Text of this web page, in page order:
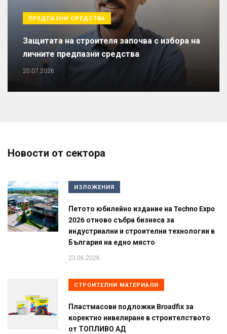
ПРЕДПАЗНИ СРЕДСТВА
Защитата на строителя започва с избора на
личните предпазни средства
20.07.2026
Новости от сектора
ИЗЛОЖЕНИЯ
Петото юбилейно издание на Techno Expo
2026 отново събра бизнеса за
индустриални и строителни технологии в
България на едно място
23.06.2026
СТРОИТЕЛНИ МАТЕРИАЛИ
Пластмасови подложки Broadfix за
коректно нивелиране в строителството
от ТОПЛИВО АД